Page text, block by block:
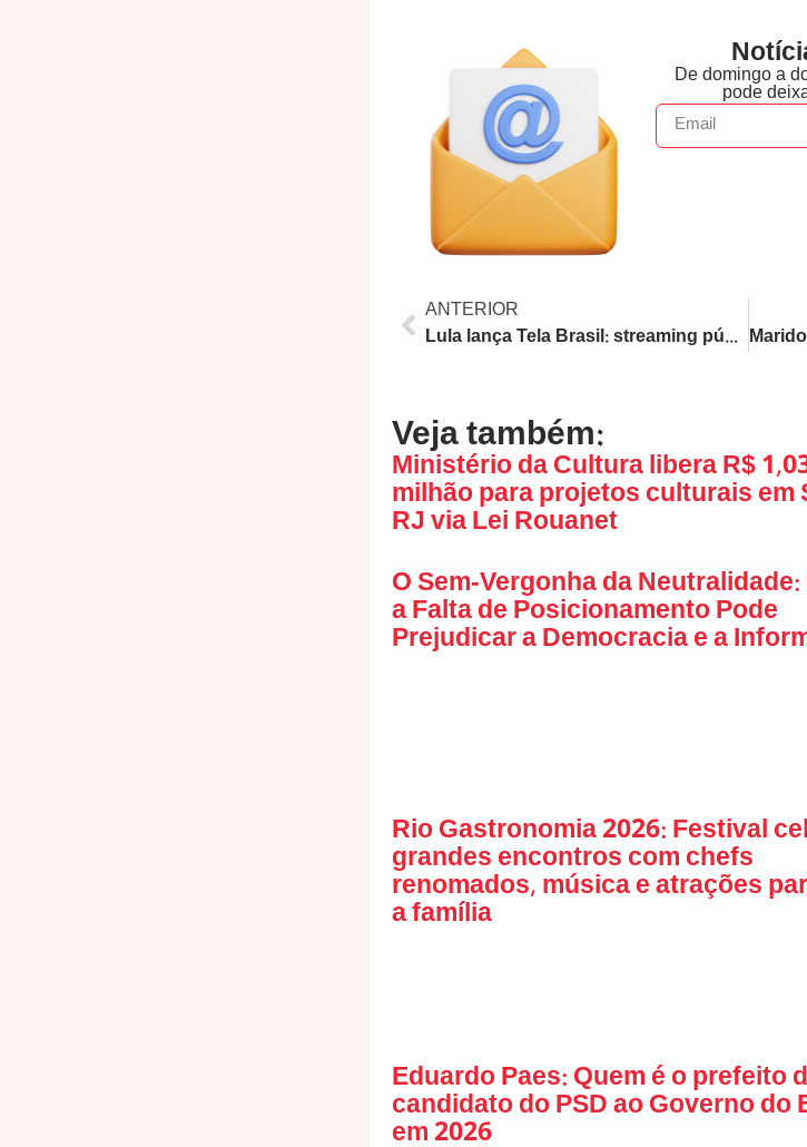
De domingo a
pode
ANTERIOR
Lula lança Tela Brasil: streaming público gratuito com mais de 550 obras para democratizar a cultura brasileira
Veja também:
Ministério da Cultura libera R$
milhão para projetos culturais em
RJ via Lei Rouanet
O Sem-Vergonha da
a Falta de Posicionamento Pode
Prejudicar a Democracia e a
Rio Gastronomia 2026: Festival
grandes encontros com chefs
renomados, música e atrações
a família
Eduardo Paes: Quem é o prefeito
candidato do PSD ao Governo do
em 2026